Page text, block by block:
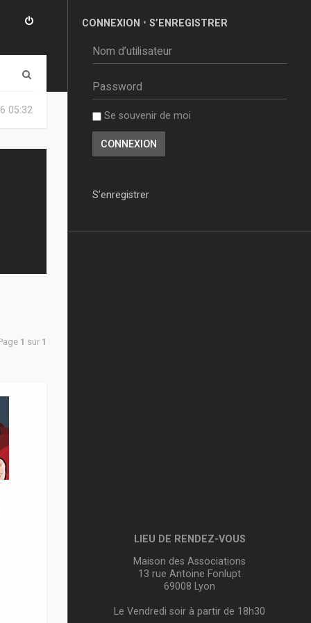
c
05:32
1 sur 1
CONNEXION • S’ENREGISTRER
Se souvenir de moi
S’enregistrer
LIEU DE RENDEZ-VOUS
Maison des Associations
13 rue Antoine Fonlupt
69008 Lyon
Le Vendredi soir à partir de 18h30